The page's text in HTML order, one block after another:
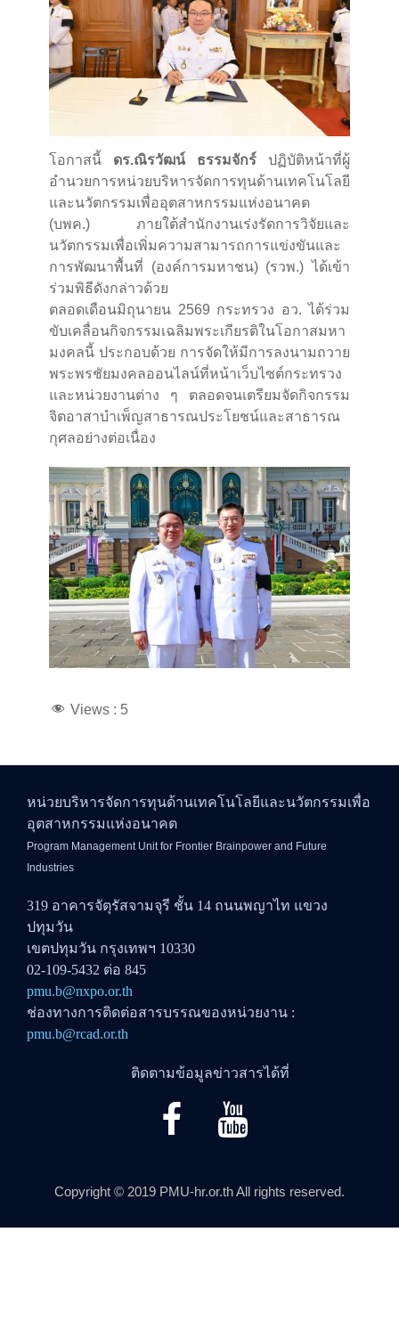
โอกาสนี้ ดร.ณิรวัฒน์ ธรรมจักร์ ปฏิบัติหน้าที่ผู้
อำนวยการหน่วยบริหารจัดการทุนด้านเทคโนโลยี
และนวัตกรรมเพื่ออุตสาหกรรมแห่งอนาคต
(บพค.) ภายใต้สำนักงานเร่งรัดการวิจัยและ
นวัตกรรมเพื่อเพิ่มความสามารถการแข่งขันและ
การพัฒนาพื้นที่ (องค์การมหาชน) (รวพ.) ได้เข้า
ร่วมพิธีดังกล่าวด้วย
ตลอดเดือนมิถุนายน 2569 กระทรวง อว. ได้ร่วม
ขับเคลื่อนกิจกรรมเฉลิมพระเกียรติในโอกาสมหา
มงคลนี้ ประกอบด้วย การจัดให้มีการลงนามถวาย
พระพรชัยมงคลออนไลน์ที่หน้าเว็บไซต์กระทรวง
และหน่วยงานต่าง ๆ ตลอดจนเตรียมจัดกิจกรรม
จิตอาสาบำเพ็ญสาธารณประโยชน์และสาธารณ
กุศลอย่างต่อเนื่อง
Views : 5
หน่วยบริหารจัดการทุนด้านเทคโนโลยีและนวัตกรรมเพื่อ
อุตสาหกรรมแห่งอนาคต
Program Management Unit for Frontier Brainpower and Future
Industries
319 อาคารจัตุรัสจามจุรี ชั้น 14 ถนนพญาไท แขวง
ปทุมวัน
เขตปทุมวัน กรุงเทพฯ 10330
02-109-5432 ต่อ 845
pmu.b@nxpo.or.th
ช่องทางการติดต่อสารบรรณของหน่วยงาน :
pmu.b@rcad.or.th
ติดตามข้อมูลข่าวสารได้ที่
Copyright © 2019 PMU-hr.or.th All rights reserved.